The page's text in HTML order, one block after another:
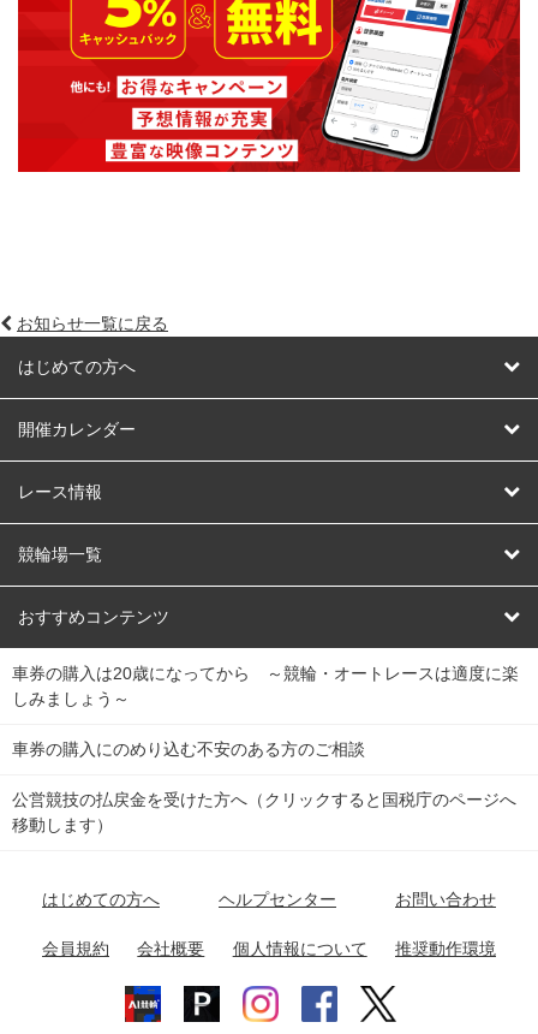
お知らせ一覧に戻る
はじめての方へ
はじめての方へ
開催カレンダー
競輪
オートレース
競輪くじ
Dokanto!
チャリロトプラザ
レース情報
レース予想
レース結果
キャリーオーバー一覧
競輪場一覧
北日本 函館競輪場
関
東
弥彦競輪場 前橋競輪場 取手競輪場 宇都宮競輪場
関
東
小田原競輪場
名古屋競輪場 岐阜競輪場 大垣競輪場 豊橋競輪場
富山競輪場 松阪競輪場 四日市競輪場
福井競輪場 奈良競輪場 向日町競輪場
おすすめコンテンツ
競輪選手情報
Perfecta Navi
netkeirin
車券の購入は20歳になってから ～競輪・オートレースは適度に楽
しみましょう～
車券の購入にのめり込む不安のある方のご相談
公営競技の払戻金を受けた方へ（クリックすると国税庁のページへ
移動します）
はじめての方へ ヘルプセンター お問い合わせ
会員規約 会社概要 個人情報について 推奨動作環境